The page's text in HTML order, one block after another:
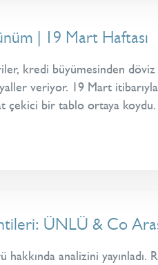
| 19 Mart Haftası
kredi büyümesinden döviz
veriyor. 19 Mart
çekici bir tablo ortaya koydu.
ÜNLÜ & Co
analizini